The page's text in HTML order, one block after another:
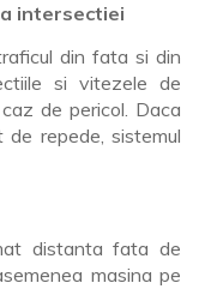
intersectiei
din fata si din
si vitezele de
de pericol. Daca
repede, sistemul
distanta fata de
masina pe